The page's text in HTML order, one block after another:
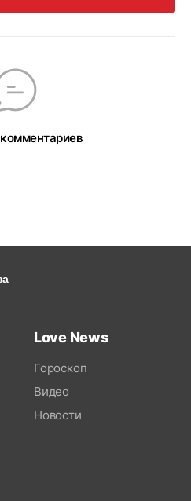
Love News
Гороскоп
Видео
Новости